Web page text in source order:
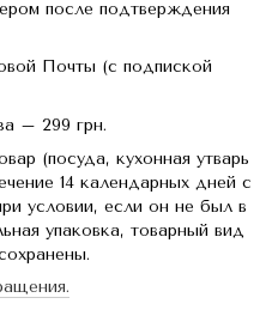
после подтверждения
Почты (с подпиской
– 299 грн.
(посуда, кухонная утварь
14 календарных дней с
условии, если он не был в
упаковка, товарный вид